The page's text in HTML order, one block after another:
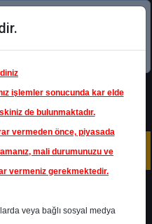
indirin!
işlemler sonucunda kar elde
de bulunmaktadır.
vermeden önce, piyasada
mali durumunuzu ve
vermeniz gerekmektedir.
veya bağlı sosyal medya